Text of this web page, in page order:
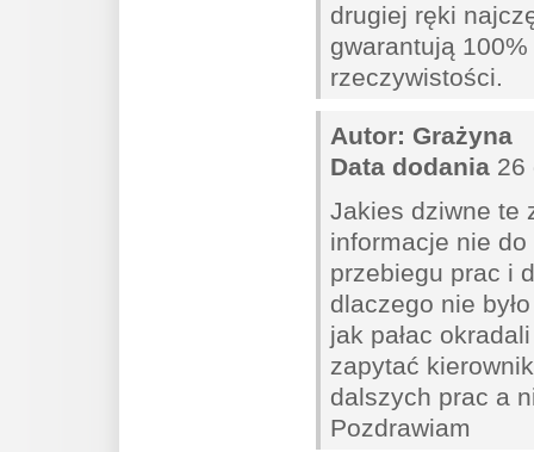
drugiej ręki
gwarantują
rzeczywistości.
Autor: Grażyna
Data dodania 26
Jakies dziwne te
informacje nie
przebiegu prac i
dlaczego nie
jak pałac
zapytać
dalszych prac a
Pozdrawiam